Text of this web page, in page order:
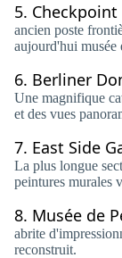
5. Checkpoint
ancien poste
aujourd'hui musée
6. Berliner
Une magnifique
et des vues
7. East Side
La plus longue
peintures murales
8. Musée de
abrite
reconstruit.